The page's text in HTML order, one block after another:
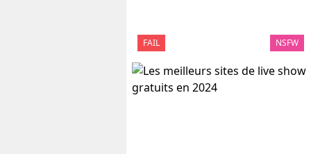
FAIL NSFW